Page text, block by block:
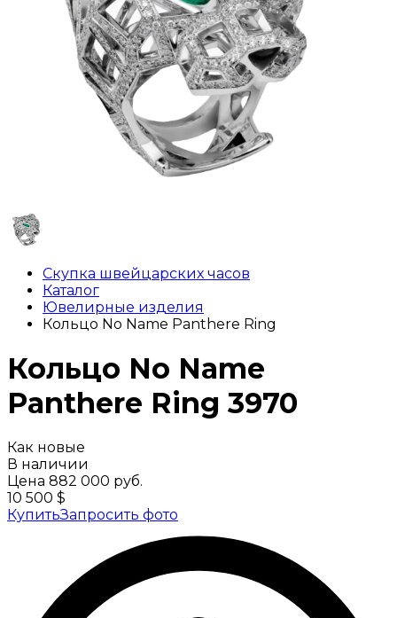
Скупка швейцарских часов
Каталог
Ювелирные изделия
Кольцо No Name Panthere Ring
Кольцо No Name
Panthere Ring 3970
Как новые
В наличии
Цена 882 000 руб.
10 500 $
КупитьЗапросить фото